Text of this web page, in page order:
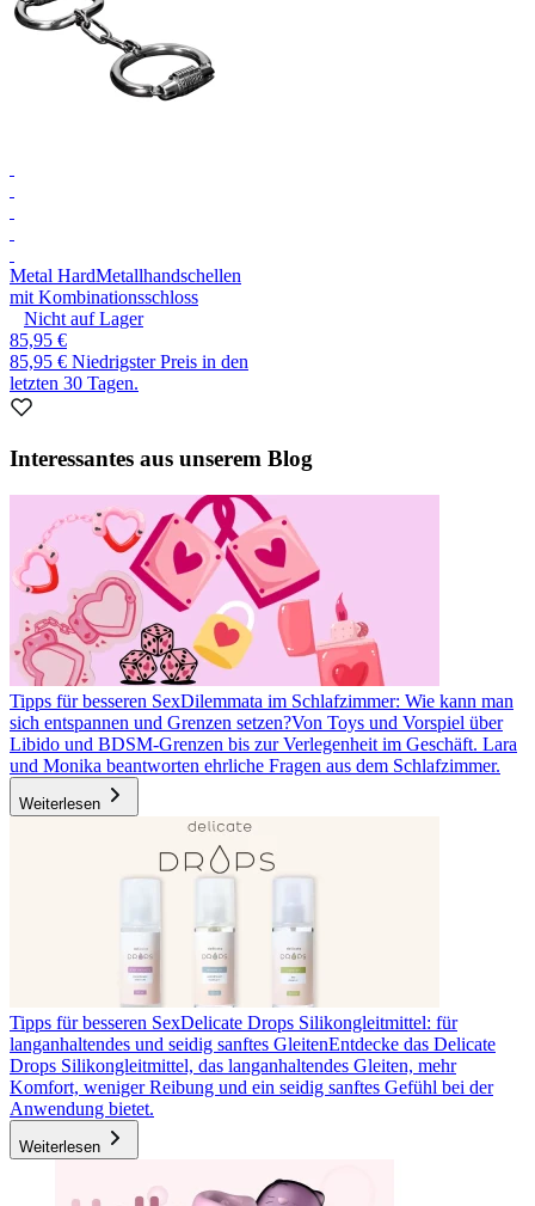
Metal HardMetallhandschellen
mit Kombinationsschloss
Nicht auf Lager
85,95 €
85,95 € Niedrigster Preis in den
letzten 30 Tagen.
Interessantes aus unserem Blog
Tipps für besseren SexDilemmata im Schlafzimmer: Wie kann man
sich entspannen und Grenzen setzen?Von Toys und Vorspiel über
Libido und BDSM-Grenzen bis zur Verlegenheit im Geschäft. Lara
und Monika beantworten ehrliche Fragen aus dem Schlafzimmer.
Weiterlesen
Tipps für besseren SexDelicate Drops Silikongleitmittel: für
langanhaltendes und seidig sanftes GleitenEntdecke das Delicate
Drops Silikongleitmittel, das langanhaltendes Gleiten, mehr
Komfort, weniger Reibung und ein seidig sanftes Gefühl bei der
Anwendung bietet.
Weiterlesen